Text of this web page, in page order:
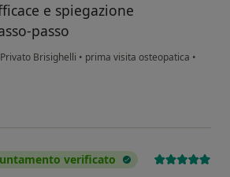
e spiegazione
passo
Brisighelli • prima visita osteopatica •
Amedeo
verificato